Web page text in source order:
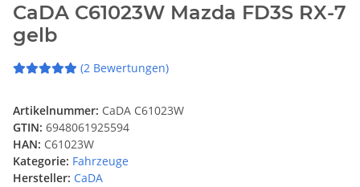
CaDA C61023W Mazda FD3S RX-7
gelb
(2 Bewertungen)
Artikelnummer: CaDA C61023W
GTIN: 6948061925594
HAN: C61023W
Kategorie: Fahrzeuge
Hersteller: CaDA